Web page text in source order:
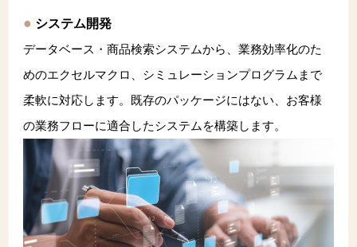
システム開発
データベース・商品検索システムから、業務効率化のた
めのエクセルマクロ、シミュレーションプログラムまで
柔軟に対応します。既存のパッケージにはない、お客様
の業務フローに適合したシステムを構築します。